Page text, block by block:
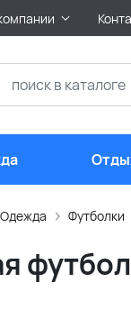
Одежда Футболки